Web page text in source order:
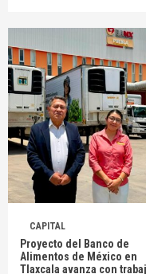
CAPITAL
Proyecto del Banco de
Alimentos de México en
Tlaxcala avanza con